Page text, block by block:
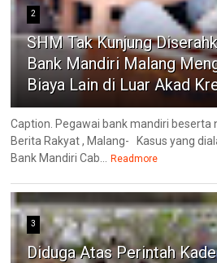
2
SHM Tak Kunjung
Bank Mandiri Malang
Biaya Lain di Luar Akad
Caption. Pegawai bank mandiri beserta
Berita Rakyat , Malang- ‎Kasus yang
Bank Mandiri Cab...
Readmore
3
Diduga Atas Perintah